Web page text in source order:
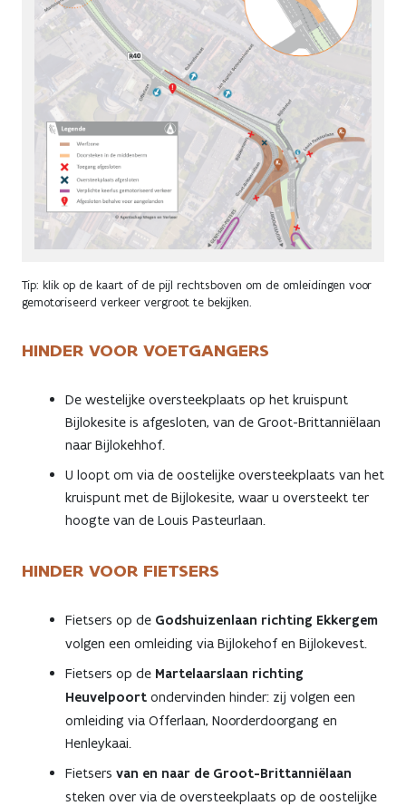
Tip: klik op de kaart of de pijl rechtsboven om de omleidingen voor
gemotoriseerd verkeer vergroot te bekijken.
HINDER VOOR VOETGANGERS
De westelijke oversteekplaats op het kruispunt
Bijlokesite is afgesloten, van de Groot-Brittanniëlaan
naar Bijlokehhof.
U loopt om via de oostelijke oversteekplaats van het
kruispunt met de Bijlokesite, waar u oversteekt ter
hoogte van de Louis Pasteurlaan.
HINDER VOOR FIETSERS
Fietsers op de Godshuizenlaan richting Ekkergem
volgen een omleiding via Bijlokehof en Bijlokevest.
Fietsers op de Martelaarslaan richting
Heuvelpoort ondervinden hinder: zij volgen een
omleiding via Offerlaan, Noorderdoorgang en
Henleykaai.
Fietsers van en naar de Groot-Brittanniëlaan
steken over via de oversteekplaats op de oostelijke